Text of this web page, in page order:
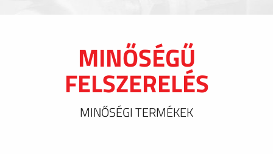
MINŐSÉGŰ
FELSZERELÉS
MINŐSÉGI TERMÉKEK